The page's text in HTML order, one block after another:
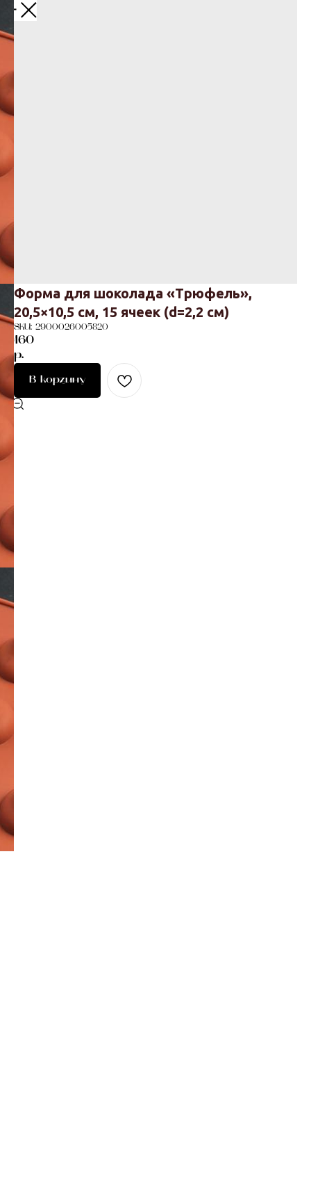
Назад
Форма для шоколада «Трюфель»,
20,5×10,5 см, 15 ячеек (d=2,2 см)
SKU: 2900026005820
160
р.
В корзину